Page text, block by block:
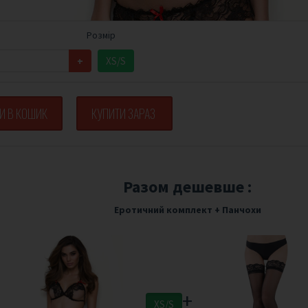
Розмір
+ XS/S
В КОШИК КУПИТИ ЗАРАЗ
Разом дешевше :
Еротичний комплект + Панчохи
XS/S +